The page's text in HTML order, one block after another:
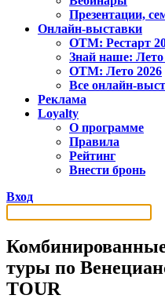
Презентации,
Онлайн-выставки
OTM: Рестарт
Знай наше: Лето
OTM: Лето 2026
Все онлайн-
Реклама
Loyalty
О программе
Правила
Рейтинг
Внести бронь
Вход
туры по
TOUR